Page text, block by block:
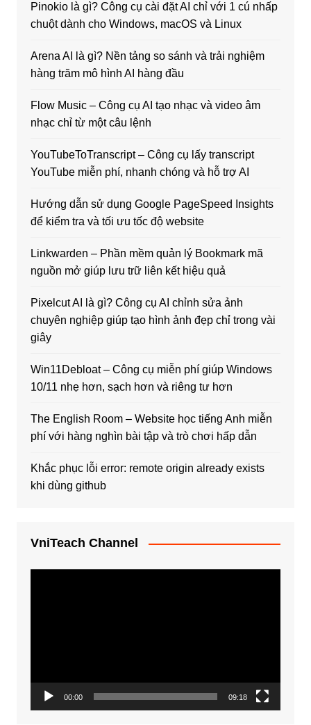
Pinokio là gì? Công cụ cài đặt AI chỉ với 1 cú nhấp
chuột dành cho Windows, macOS và Linux
Arena AI là gì? Nền tảng so sánh và trải nghiệm
hàng trăm mô hình AI hàng đầu
Flow Music – Công cụ AI tạo nhạc và video âm
nhạc chỉ từ một câu lệnh
YouTubeToTranscript – Công cụ lấy transcript
YouTube miễn phí, nhanh chóng và hỗ trợ AI
Hướng dẫn sử dụng Google PageSpeed Insights
để kiểm tra và tối ưu tốc độ website
Linkwarden – Phần mềm quản lý Bookmark mã
nguồn mở giúp lưu trữ liên kết hiệu quả
Pixelcut AI là gì? Công cụ AI chỉnh sửa ảnh
chuyên nghiệp giúp tạo hình ảnh đẹp chỉ trong vài
giây
Win11Debloat – Công cụ miễn phí giúp Windows
10/11 nhẹ hơn, sạch hơn và riêng tư hơn
The English Room – Website học tiếng Anh miễn
phí với hàng nghìn bài tập và trò chơi hấp dẫn
Khắc phục lỗi error: remote origin already exists
khi dùng github
VniTeach Channel
00:00 09:18